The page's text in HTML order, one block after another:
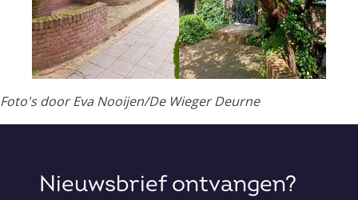
Foto's door Eva Nooijen/De Wieger Deurne
Nieuwsbrief ontvangen?